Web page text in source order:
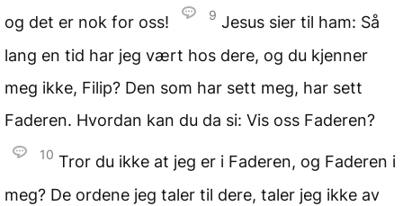
og det er nok for oss! 9 Jesus sier til ham: Så
lang en tid har jeg vært hos dere, og du kjenner
meg ikke, Filip? Den som har sett meg, har sett
Faderen. Hvordan kan du da si: Vis oss Faderen?
10 Tror du ikke at jeg er i Faderen, og Faderen i
meg? De ordene jeg taler til dere, taler jeg ikke av